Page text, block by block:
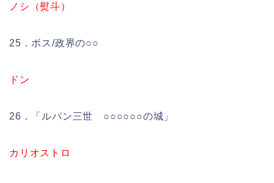
ノシ（熨斗）
25．ボス/政界の○○
ドン
26．「ルパン三世 ○○○○○○の城」
カリオストロ